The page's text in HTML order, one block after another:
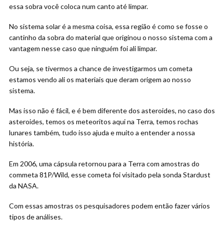
essa sobra você coloca num canto até limpar.
No sistema solar é a mesma coisa, essa região é como se fosse o
cantinho da sobra do material que originou o nosso sistema com a
vantagem nesse caso que ninguém foi ali limpar.
Ou seja, se tivermos a chance de investigarmos um cometa
estamos vendo ali os materiais que deram origem ao nosso
sistema.
Mas isso não é fácil, e é bem diferente dos asteroides, no caso dos
asteroides, temos os meteoritos aqui na Terra, temos rochas
lunares também, tudo isso ajuda e muito a entender a nossa
história.
Em 2006, uma cápsula retornou para a Terra com amostras do
commeta 81P/Wild, esse cometa foi visitado pela sonda Stardust
da NASA.
Com essas amostras os pesquisadores podem então fazer vários
tipos de análises.